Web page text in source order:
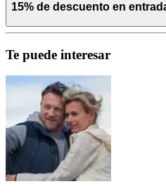
15% de descuento en
Te puede interesar